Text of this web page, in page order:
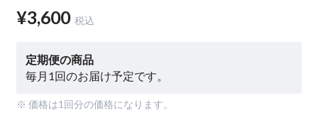
¥3,600 税込
定期便の商品
毎月1回のお届け予定です。
※ 価格は1回分の価格になります。